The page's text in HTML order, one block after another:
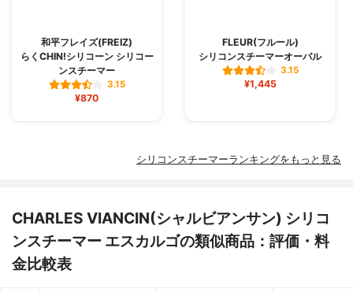
和平フレイズ(FREIZ)
らくCHIN!シリコーン シリコー
ンスチーマー
3.15
¥870
FLEUR(フルール)
シリコンスチーマーオーバル
3.15
¥1,445
シリコンスチーマーランキングをもっと見る
CHARLES VIANCIN(シャルビアンサン) シリコ
ンスチーマー エスカルゴの類似商品：評価・料
金比較表